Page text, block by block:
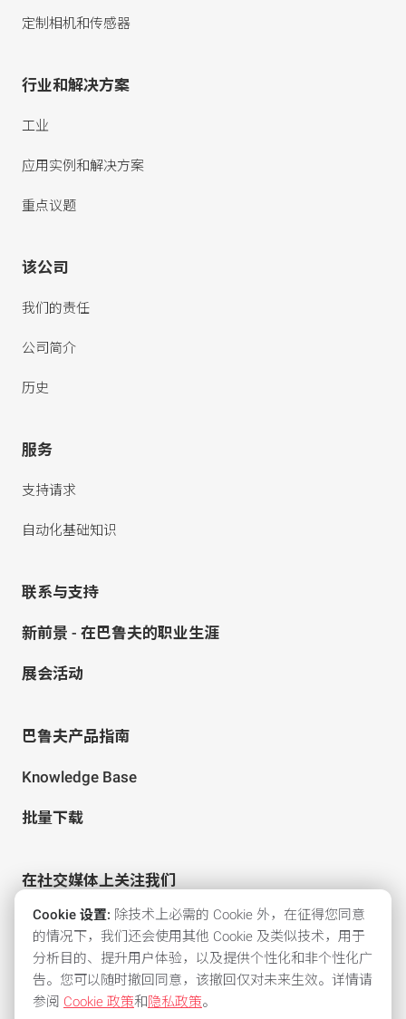
定制相机和传感器
行业和解决方案
工业
应用实例和解决方案
重点议题
该公司
我们的责任
公司简介
历史
服务
支持请求
自动化基础知识
联系与支持
新前景 - 在巴鲁夫的职业生涯
展会活动
巴鲁夫产品指南
Knowledge Base
批量下载
在社交媒体上关注我们
所有常用支付方式
Cookie 设置: 除技术上必需的 Cookie 外，在征得您同意
的情况下，我们还会使用其他 Cookie 及类似技术，用于
分析目的、提升用户体验，以及提供个性化和非个性化广
告。您可以随时撤回同意，该撤回仅对未来生效。详情请
参阅 Cookie 政策和隐私政策。